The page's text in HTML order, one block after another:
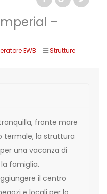
–
EWB Strutture
fronte mare
termale, la struttura
una vacanza di
famiglia.
il centro